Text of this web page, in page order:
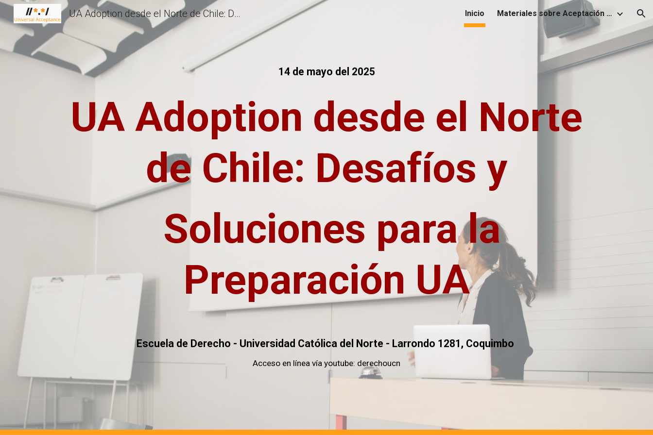
Skip to main content
UA Adoption desde el Norte de Chile: Desafíos y‬ ‭ Soluciones para la Preparación UA Inicio Materiales sobre Aceptación Universal
14 de mayo del 2025
UA Adoption desde el Norte
de Chile: Desafíos y‬
‭ Soluciones para la
Preparación UA‬
Escuela de Derecho - Universidad Católica del Norte - Larrondo 1281, Coquimbo
Acceso en línea vía youtube: derechoucn